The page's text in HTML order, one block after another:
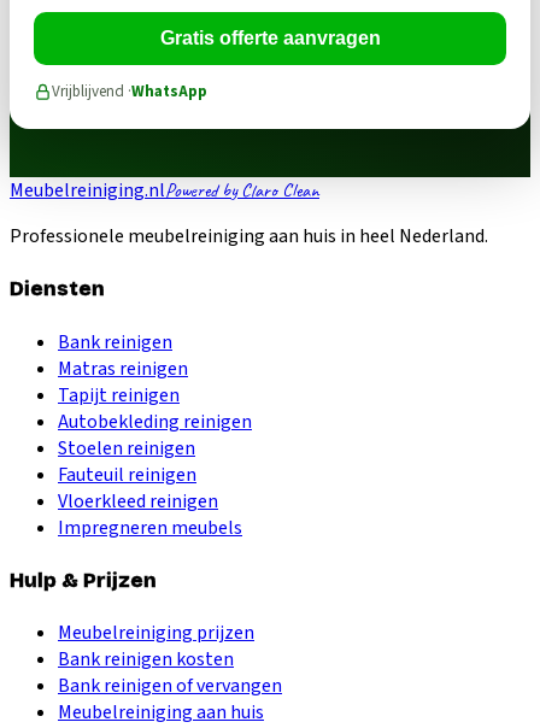
Gratis offerte aanvragen
Vrijblijvend ·WhatsApp
Meubelreiniging.nlPowered by Claro Clean
Professionele meubelreiniging aan huis in heel Nederland.
Diensten
Bank reinigen
Matras reinigen
Tapijt reinigen
Autobekleding reinigen
Stoelen reinigen
Fauteuil reinigen
Vloerkleed reinigen
Impregneren meubels
Hulp & Prijzen
Meubelreiniging prijzen
Bank reinigen kosten
Bank reinigen of vervangen
Meubelreiniging aan huis